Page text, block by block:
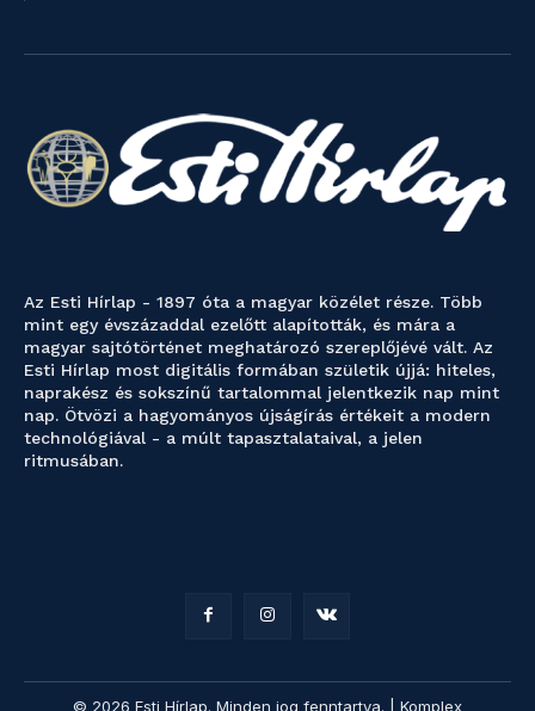
Az Esti Hírlap - 1897 óta a magyar közélet része. Több
mint egy évszázaddal ezelőtt alapították, és mára a
magyar sajtótörténet meghatározó szereplőjévé vált. Az
Esti Hírlap most digitális formában születik újjá: hiteles,
naprakész és sokszínű tartalommal jelentkezik nap mint
nap. Ötvözi a hagyományos újságírás értékeit a modern
technológiával - a múlt tapasztalataival, a jelen
ritmusában.
© 2026 Esti Hírlap. Minden jog fenntartva. | Komplex